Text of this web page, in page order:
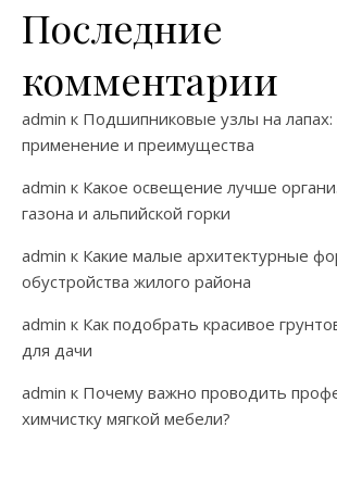
Последние
комментарии
admin к Подшипниковые узлы на
применение и преимущества
admin к Какое освещение лучше
газона и альпийской горки
admin к Какие малые архитектурные
обустройства жилого района
admin к Как подобрать красивое
для дачи
admin к Почему важно проводить
химчистку мягкой мебели?